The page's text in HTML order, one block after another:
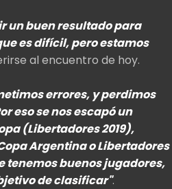
un buen resultado para
es difícil, pero estamos
al encuentro de hoy.
errores, y perdimos
eso se nos escapó un
(Libertadores 2019),
Argentina o Libertadores
tenemos buenos jugadores,
de clasificar".